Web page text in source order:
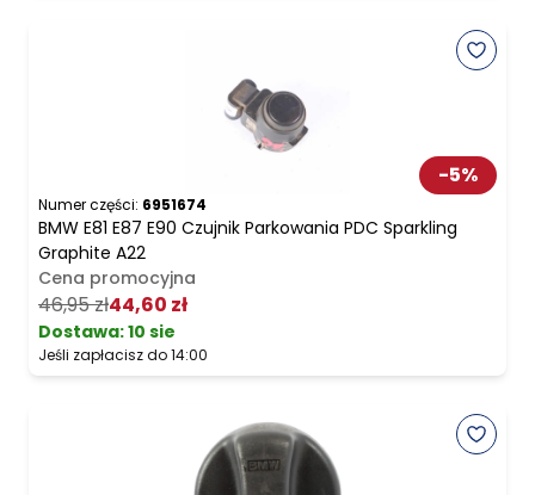
-5%
Numer części: 6951674
BMW E81 E87 E90 Czujnik Parkowania PDC Sparkling
Graphite A22
Cena promocyjna
46,95 zł44,60 zł
Dostawa:10 sie
Jeśli zapłacisz do 14:00